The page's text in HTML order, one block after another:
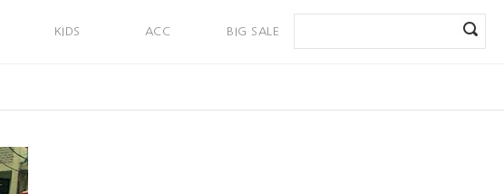
KIDS ACC BIG SALE